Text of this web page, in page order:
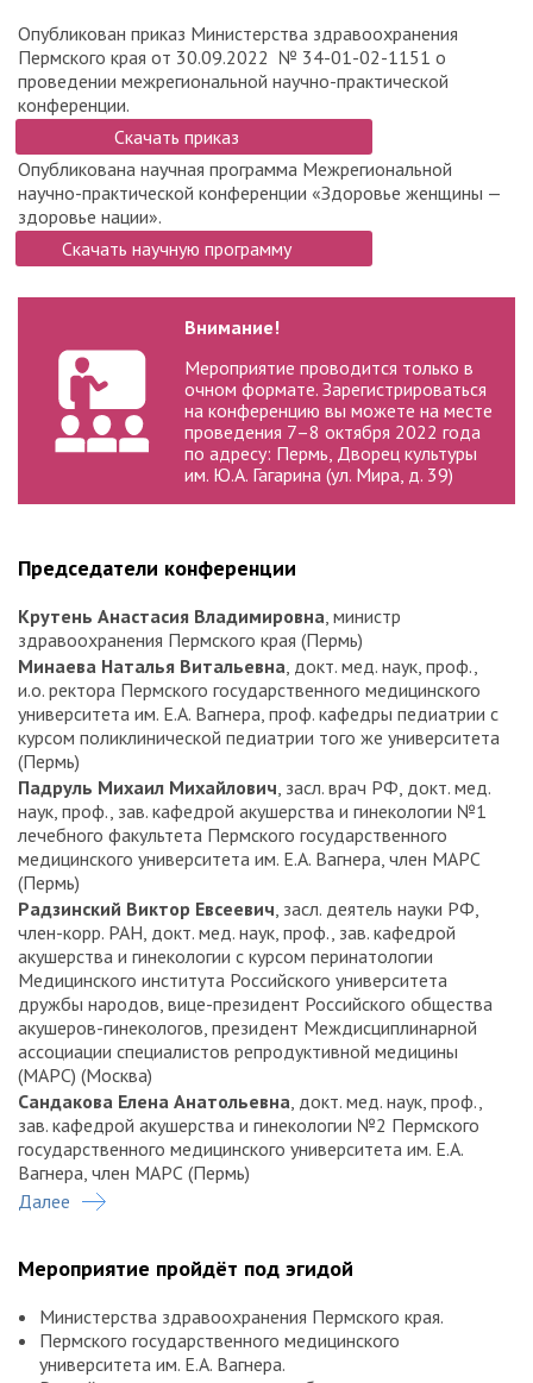
Опубликован приказ Министерства здравоохранения
Пермского края от 30.09.2022 № 34-01-02-1151 о
проведении межрегиональной научно-практической
конференции.
Скачать приказ
Опубликована научная программа Межрегиональной
научно-практической конференции «Здоровье женщины —
здоровье нации».
Скачать научную программу
Внимание!
Мероприятие проводится только в
очном формате. Зарегистрироваться
на конференцию вы можете на месте
проведения 7–8 октября 2022 года
по адресу: Пермь, Дворец культуры
им. Ю.А. Гагарина (ул. Мира, д. 39)
Председатели конференции
Крутень Анастасия Владимировна , министр
здравоохранения Пермского края (Пермь)
Минаева Наталья Витальевна , докт. мед. наук, проф.,
и.о. ректора Пермского государственного медицинского
университета им. Е.А. Вагнера, проф. кафедры педиатрии с
курсом поликлинической педиатрии того же университета
(Пермь)
Падруль Михаил Михайлович , засл. врач РФ, докт. мед.
наук, проф., зав. кафедрой акушерства и гинекологии №1
лечебного факультета Пермского государственного
медицинского университета им. Е.А. Вагнера, член МАРС
(Пермь)
Радзинский Виктор Евсеевич , засл. деятель науки РФ,
член-корр. РАН, докт. мед. наук, проф., зав. кафедрой
акушерства и гинекологии с курсом перинатологии
Медицинского института Российского университета
дружбы народов, вице-президент Российского общества
акушеров-гинекологов, президент Междисциплинарной
ассоциации специалистов репродуктивной медицины
(МАРС) (Москва)
Сандакова Елена Анатольевна , докт. мед. наук, проф.,
зав. кафедрой акушерства и гинекологии №2 Пермского
государственного медицинского университета им. Е.А.
Вагнера, член МАРС (Пермь)
Олина Анна Александровна
Д.О. Отта, проф. кафедры акушерства и гинекологии №1
им. Е.А. Вагнера, член МАРС (Санкт-Петербург)
Лих Ольга Анатольевна, главный внештатный специалист
по акушерству и гинекологии, главный внештатный
Далее
Мероприятие пройдёт под эгидой
Министерства здравоохранения Пермского края.
Пермского государственного медицинского
университета им. Е.А. Вагнера.